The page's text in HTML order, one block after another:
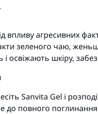
впливу агресивних
зеленого чаю,
і освіжають шкіру,
Sanvita Gel і
до повного